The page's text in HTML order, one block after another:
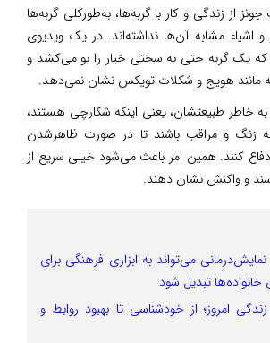
از زندگی و کار با گربه‌ها، به‌طورکلی گربه‌ها
اشیاء مشابه آن‌ها نداشته‌اند. در یک ویدیوی
که یک گربه حتی به سختی خیار را بو می‌کشد و
مانند هویج و شکلات تویکس نشان نمی‌دهد.
خاطر طبیعتشان، یعنی اینکه شکارچی هستند،
زنگ و مراقب باشند تا در صورت ظاهرشدن
دفاع کنند. همین امر باعث می‌شود خیلی سریع از
و واکنش نشان دهند.
می‌تواند به ابزاری فرهنگی برای
تبدیل شود
امروز؛ از خودشناسی تا بهبود روابط و